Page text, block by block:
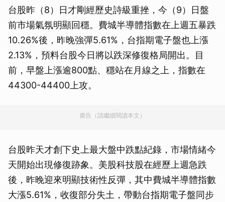
台股昨（8）日才剛經歷史詩級重挫，今（9）日盤
前市場氣氛明顯回穩。費城半導體指數在上週五暴跌
10.26%後，昨晚強彈5.61%，台指期電子盤也上漲
2.13%，預料台股今日將以跌深修復格局開出。目
前，早盤上漲逾800點、穩站在月線之上，指數在
44300-44400上攻。
廣告（請繼續閱讀本文）
台股昨天才創下史上最大盤中跌點紀錄，市場情緒今
天開始出現修復跡象。美股科技股在經歷上週急跌
後，昨晚迎來明顯技術性反彈，其中費城半導體指數
大漲5.61%，收復部分失土，帶動台指期電子盤同步